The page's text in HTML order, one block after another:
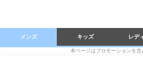
メンズ キッズ レデ
本ページはプロモーションを含